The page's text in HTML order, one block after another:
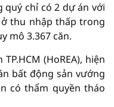
chỉ có 2 dự án với
thu nhập thấp trong
mô 3.367 căn.
(HoREA), hiện
bất động sản vướng
có thẩm quyền tháo